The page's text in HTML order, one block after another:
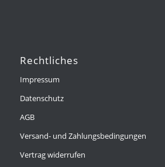
Rechtliches
Impressum
Datenschutz
AGB
Versand- und Zahlungsbedingungen
Vertrag widerrufen